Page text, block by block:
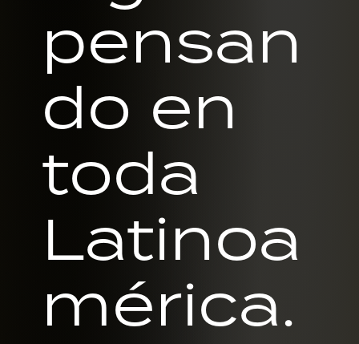
pensan
do en
toda
Latinoa
mérica.